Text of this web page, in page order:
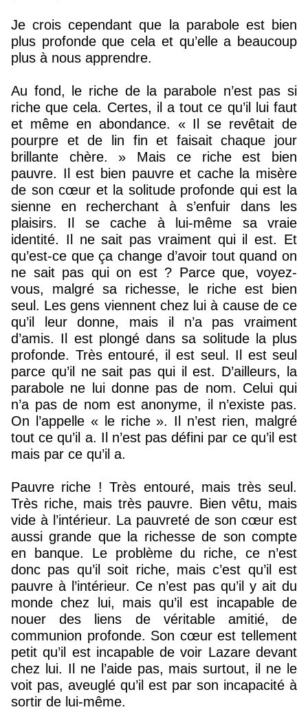
Je crois cependant que la parabole est bien
plus profonde que cela et qu’elle a beaucoup
plus à nous apprendre.
Au fond, le riche de la parabole n’est pas si
riche que cela. Certes, il a tout ce qu’il lui faut
et même en abondance. « Il se revêtait de
pourpre et de lin fin et faisait chaque jour
brillante chère. » Mais ce riche est bien
pauvre. Il est bien pauvre et cache la misère
de son cœur et la solitude profonde qui est la
sienne en recherchant à s’enfuir dans les
plaisirs. Il se cache à lui-même sa vraie
identité. Il ne sait pas vraiment qui il est. Et
qu’est-ce que ça change d’avoir tout quand on
ne sait pas qui on est ? Parce que, voyez-
vous, malgré sa richesse, le riche est bien
seul. Les gens viennent chez lui à cause de ce
qu’il leur donne, mais il n’a pas vraiment
d’amis. Il est plongé dans sa solitude la plus
profonde. Très entouré, il est seul. Il est seul
parce qu’il ne sait pas qui il est. D’ailleurs, la
parabole ne lui donne pas de nom. Celui qui
n’a pas de nom est anonyme, il n’existe pas.
On l’appelle « le riche ». Il n’est rien, malgré
tout ce qu’il a. Il n’est pas défini par ce qu’il est
mais par ce qu’il a.
Pauvre riche ! Très entouré, mais très seul.
Très riche, mais très pauvre. Bien vêtu, mais
vide à l’intérieur. La pauvreté de son cœur est
aussi grande que la richesse de son compte
en banque. Le problème du riche, ce n’est
donc pas qu’il soit riche, mais c’est qu’il est
pauvre à l’intérieur. Ce n’est pas qu’il y ait du
monde chez lui, mais qu’il est incapable de
nouer des liens de véritable amitié, de
communion profonde. Son cœur est tellement
petit qu’il est incapable de voir Lazare devant
chez lui. Il ne l’aide pas, mais surtout, il ne le
voit pas, aveuglé qu’il est par son incapacité à
sortir de lui-même.